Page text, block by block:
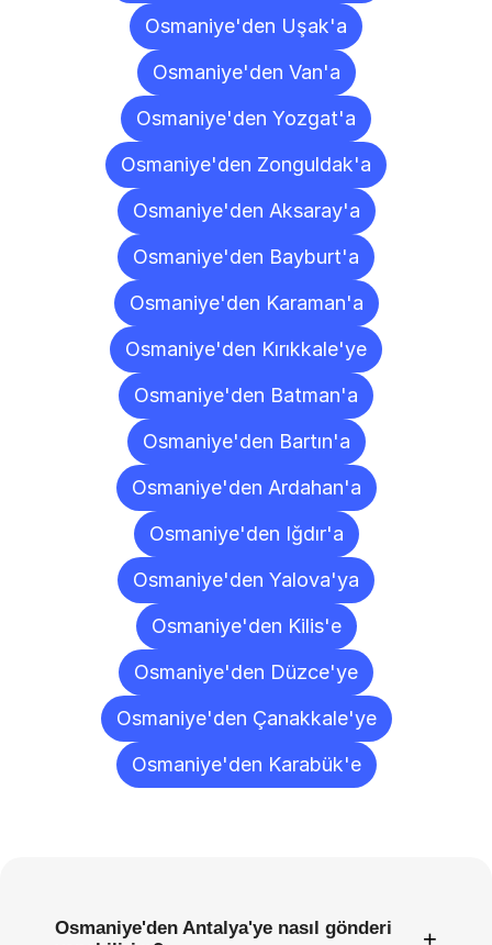
Osmaniye'den Uşak'a
Osmaniye'den Van'a
Osmaniye'den Yozgat'a
Osmaniye'den Zonguldak'a
Osmaniye'den Aksaray'a
Osmaniye'den Bayburt'a
Osmaniye'den Karaman'a
Osmaniye'den Kırıkkale'ye
Osmaniye'den Batman'a
Osmaniye'den Bartın'a
Osmaniye'den Ardahan'a
Osmaniye'den Iğdır'a
Osmaniye'den Yalova'ya
Osmaniye'den Kilis'e
Osmaniye'den Düzce'ye
Osmaniye'den Çanakkale'ye
Osmaniye'den Karabük'e
Osmaniye'den Antalya'ye nasıl gönderi
+